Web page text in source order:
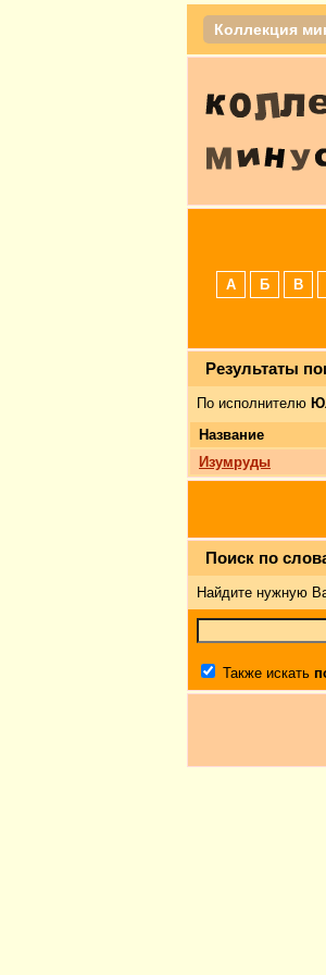
Коллекция
А Б В
Результаты
По исполнителю
Название
Изумруды
Поиск по
Найдите нужную
Также искать